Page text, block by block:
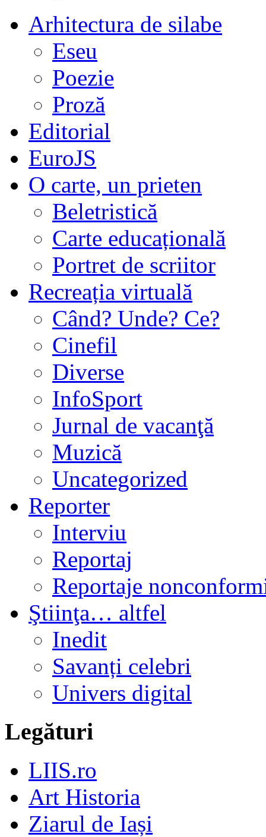
Arhitectura de silabe
Eseu
Poezie
Proză
Editorial
EuroJS
O carte, un prieten
Beletristică
Carte educațională
Portret de scriitor
Recreația virtuală
Când? Unde? Ce?
Cinefil
Diverse
InfoSport
Jurnal de vacanţă
Muzică
Uncategorized
Reporter
Interviu
Reportaj
Reportaje
Ştiinţa… altfel
Inedit
Savanți celebri
Univers digital
Legături
LIIS.ro
Art Historia
Ziarul de Iași